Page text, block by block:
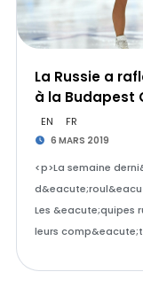
La Russie a
à la Budapest
EN FR
6 MARS 2019
<p>La semaine
Les &eacute;quipes
leurs